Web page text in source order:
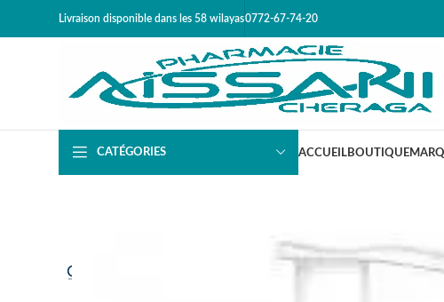
Livraison disponible dans les 58 wilayas​0772-67-74-20
CATÉGORIES ACCUEILBOUTIQUE